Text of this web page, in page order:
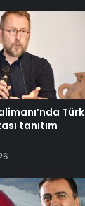
Türk
tanıtım